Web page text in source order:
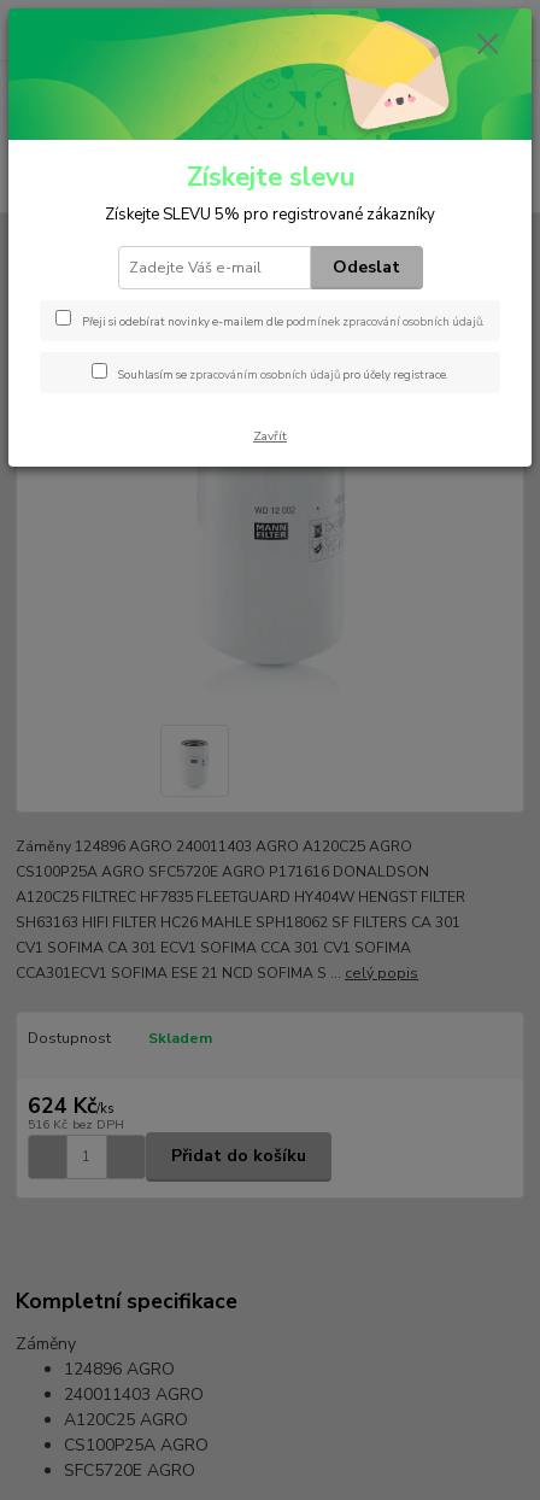
(Po-Pá, 6:30-15 hod.)
ks
0 Kč
WD 12 002
Záměny 124896 AGRO 240011403 AGRO A120C25 AGRO
CS100P25A AGRO SFC5720E AGRO P171616 DONALDSON
A120C25 FILTREC HF7835 FLEETGUARD HY404W HENGST FILTER
SH63163 HIFI FILTER HC26 MAHLE SPH18062 SF FILTERS CA 301
CV1 SOFIMA CA 301 ECV1 SOFIMA CCA 301 CV1 SOFIMA
CCA301ECV1 SOFIMA ESE 21 NCD SOFIMA S ... celý popis
Dostupnost Skladem
624 Kč/ks
516 Kč bez DPH
Přidat do košíku
Kompletní specifikace
Záměny
124896 AGRO
240011403 AGRO
A120C25 AGRO
CS100P25A AGRO
SFC5720E AGRO
Získejte slevu
Získejte SLEVU 5% pro registrované zákazníky
Odeslat
Přeji si odebírat novinky e-mailem dle podmínek zpracování osobních údajů.
Souhlasím se zpracováním osobních údajů pro účely registrace.
Zavřít